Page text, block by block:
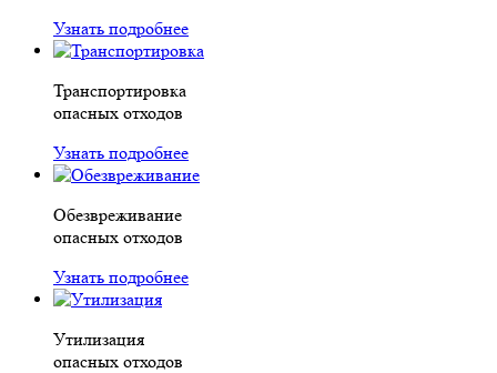
Узнать подробнее
Транспортировка
опасных отходов
Узнать подробнее
Обезвреживание
опасных отходов
Узнать подробнее
Утилизация
опасных отходов